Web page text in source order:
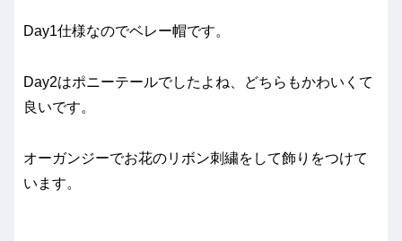
Day1仕様なのでベレー帽です。
Day2はポニーテールでしたよね、どちらもかわいくて
良いです。
オーガンジーでお花のリボン刺繍をして飾りをつけて
います。